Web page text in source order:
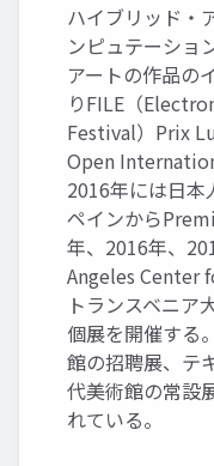
ハイブリッド・
ンピュテーショ
アートの作品の
りFILE（
Festival）Prix
Open
2016年には日本
ペインから
年、2016年、
Angeles Center
トランスベニア
個展を開催する
館の招聘展、テ
代美術館の常設
れている。